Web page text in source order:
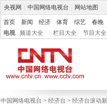
央视网 中国网络电视台 网站地图
首页 新闻 经济 体育 综艺 春晚
电视
频道大全 栏目大全 节目大全
中国网络电视台 > 经济台 > 经济台滚动